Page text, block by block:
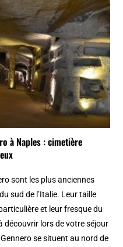
à Naples : cimetière
sont les plus anciennes
sud de l’Italie. Leur taille
et leur fresque du
découvrir lors de votre séjour
se situent au nord de